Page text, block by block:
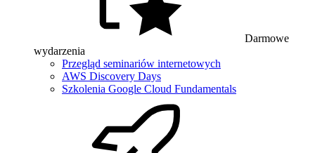
Darmowe
wydarzenia
Przegląd seminariów internetowych
AWS Discovery Days
Szkolenia Google Cloud Fundamentals